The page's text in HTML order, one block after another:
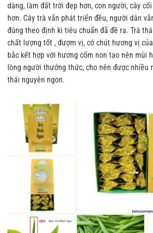
dàng, làm đất trời đẹp hơn, con người, cây
hơn. Cây trà vẫn phát triển đều, người dân
đúng theo định kì tiêu chuẩn đã đề ra. Trà
chất lượng tốt , đượm vị, có chút hương vị
bắc kết hợp với hương cốm non tạo nên mùi
lòng người thưởng thức, cho nên được nhiều
thái nguyên ngon.